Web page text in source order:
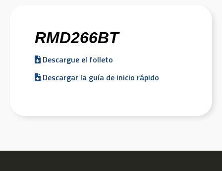
RMD266BT
Descargue el folleto
Descargar la guía de inicio rápido